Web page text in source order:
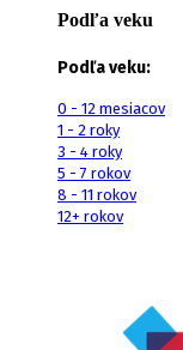
Podľa veku
Podľa veku:
0 - 12 mesiacov
1 - 2 roky
3 - 4 roky
5 - 7 rokov
8 - 11 rokov
12+ rokov